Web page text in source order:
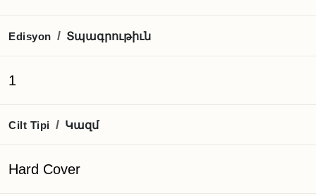
Edisyon / Տպագրութիւն
1
Cilt Tipi / Կազմ
Hard Cover